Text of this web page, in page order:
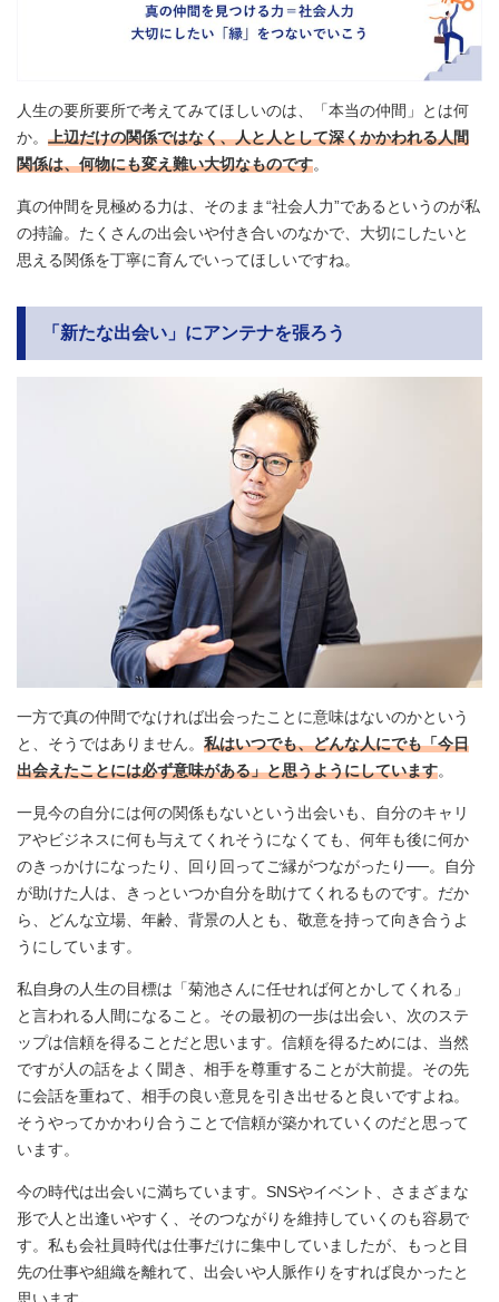
人生の要所要所で考えてみてほしいのは、「本当の仲間」とは何
か。 上辺だけの関係ではなく、人と人として深くかかわれる人間
関係は、何物にも変え難い大切なものです。
真の仲間を見極める力は、そのまま“社会人力”であるというのが私
の持論。たくさんの出会いや付き合いのなかで、大切にしたいと
思える関係を丁寧に育んでいってほしいですね。
「新たな出会い」にアンテナを張ろう
一方で真の仲間でなければ出会ったことに意味はないのかという
と、そうではありません。 私はいつでも、どんな人にでも「今日
出会えたことには必ず意味がある」と思うようにしています。
一見今の自分には何の関係もないという出会いも、自分のキャリ
アやビジネスに何も与えてくれそうになくても、何年も後に何か
のきっかけになったり、回り回ってご縁がつながったり──。自分
が助けた人は、きっといつか自分を助けてくれるものです。だか
ら、どんな立場、年齢、背景の人とも、敬意を持って向き合うよ
うにしています。
私自身の人生の目標は「菊池さんに任せれば何とかしてくれる」
と言われる人間になること。その最初の一歩は出会い、次のステ
ップは信頼を得ることだと思います。信頼を得るためには、当然
ですが人の話をよく聞き、相手を尊重することが大前提。その先
に会話を重ねて、相手の良い意見を引き出せると良いですよね。
そうやってかかわり合うことで信頼が築かれていくのだと思って
います。
今の時代は出会いに満ちています。SNSやイベント、さまざまな
形で人と出逢いやすく、そのつながりを維持していくのも容易で
す。私も会社員時代は仕事だけに集中していましたが、もっと目
先の仕事や組織を離れて、出会いや人脈作りをすれば良かったと
思います。